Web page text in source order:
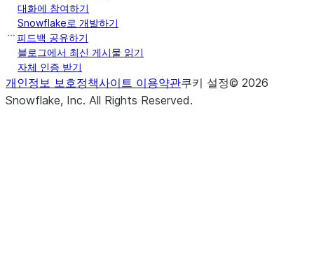
대화에 참여하기
Snowflake로 개발하기
피드백 공유하기
블로그에서 최신 게시물 읽기
자체 인증 받기
개인정보 보호정책사이트 이용약관쿠키 설정© 2026
Snowflake, Inc. All Rights Reserved.